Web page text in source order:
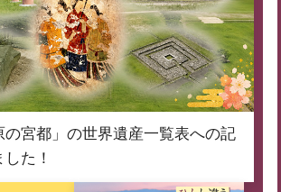
の宮都」の世界遺産一覧表への記
た！